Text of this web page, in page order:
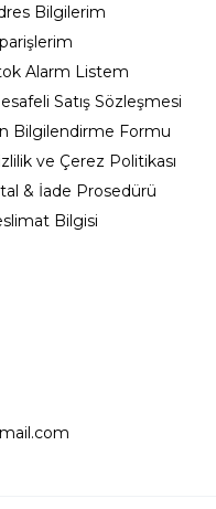
Bilgilerim
Alarm Listem
Satış Sözleşmesi
Bilgilendirme Formu
ve Çerez Politikası
& İade Prosedürü
Bilgisi